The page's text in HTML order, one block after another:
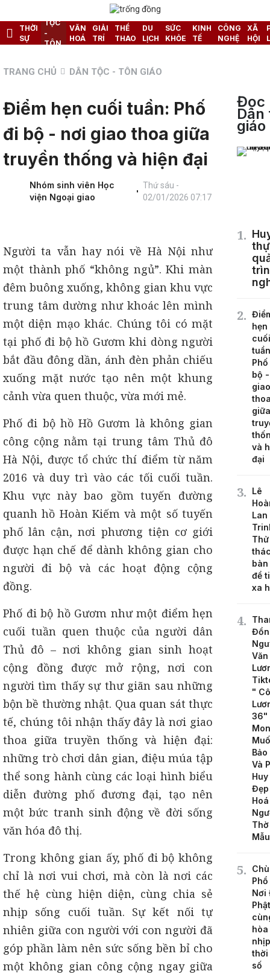
THỜI
SỰ
TỘC
-
TÔN
VĂN
HOÁ
GIẢI
TRÍ
THỂ
THAO
DU
LỊCH
SỨC
KHỎE
KINH
TẾ
CÔNG
NGHỆ
XÃ
HỘI
TRANG CHỦ DÂN TỘC - TÔN GIÁO
Điểm hẹn cuối tuần: Phố
đi bộ - nơi giao thoa giữa
truyền thống và hiện đại
Nhóm sinh viên Học
viện Ngoại giao
Thứ sáu -
02/01/2026 07:17
Người ta vẫn hay nói về Hà Nội như
một thành phố “không ngủ”. Khi màn
đêm buông xuống, không gian khu vực
trung tâm dường như khoác lên mình
một diện mạo khác. Chúng tôi có mặt
tại phố đi bộ hồ Gươm khi dòng người
bắt đầu đông dần, ánh đèn phản chiếu
xuống mặt nước tạo nên một khung
cảnh vừa quen thuộc, vừa mới mẻ.
Phố đi bộ hồ Hồ Gươm là không gian
công cộng nằm tại trung tâm Thủ đô
Hà Nội, được tổ chức thí điểm từ năm
2016 và duy trì vào các tối cuối tuần.
Khu vực này bao gồm tuyến đường
quanh hồ Hoàn Kiếm và một số tuyến
phố lân cận, nơi phương tiện cơ giới
được hạn chế để dành không gian cho
người đi bộ và các hoạt động cộng
đồng.
Phố đi bộ hồ Gươm như một điểm hẹn
cuối tuần quen thuộc của người dân
Thủ đô – nơi không gian sinh hoạt
cộng đồng được mở rộng, nơi con
người tìm thấy sự thư giãn sau những
bộn bề thường nhật. Qua quan sát thực
tế, chúng tôi nhận thấy đây là nơi giao
thoa giữa truyền thống và hiện đại:
những trò chơi dân gian, điệu múa tập
thể song hành cùng các loại hình biểu
diễn đường phố đương đại, tạo nên
một bức tranh sinh động về đời sống
văn hóa đô thị.
Trong không gian ấy, phố đi bộ không
chỉ là nơi vui chơi, mà còn là nơi các
thế hệ cùng hiện diện, cùng chia sẻ
nhịp sống cuối tuần. Sự kết nối tự
nhiên giữa con người với con người đã
góp phần làm nên sức sống bền bỉ cho
một không gian công cộng ngay giữa
Đọc
Dân
giáo
hẹn
cuối
bộ
giao
giữa
và
đại
Lê
Lan
Thử
bàn
để
xa
Văn
" Cô
36"
Và
Đẹp
Thờ
Mẫu
Nơi
Phật
hòa
thời
số